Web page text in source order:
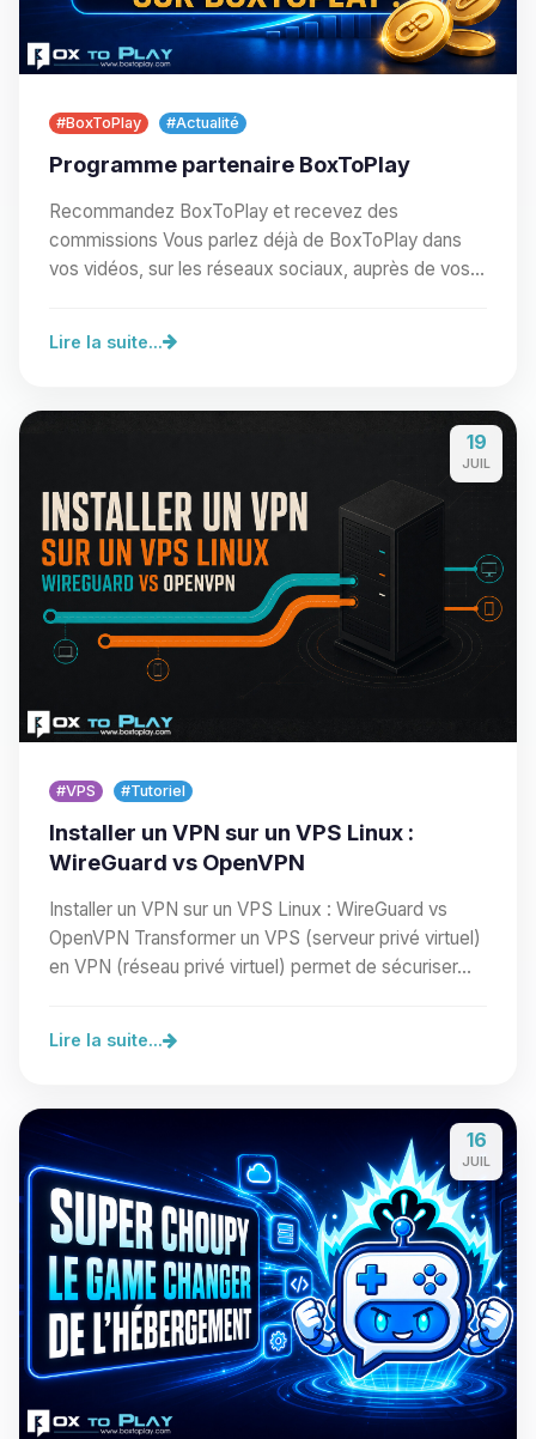
#BoxToPlay #Actualité
Programme partenaire BoxToPlay
Recommandez BoxToPlay et recevez des
commissions Vous parlez déjà de BoxToPlay dans
vos vidéos, sur les réseaux sociaux, auprès de vos
Lire la suite...
19
JUIL
#VPS #Tutoriel
Installer un VPN sur un VPS Linux :
WireGuard vs OpenVPN
Installer un VPN sur un VPS Linux : WireGuard vs
OpenVPN Transformer un VPS (serveur privé virtuel)
en VPN (réseau privé virtuel) permet de sécuriser…
Lire la suite...
16
JUIL